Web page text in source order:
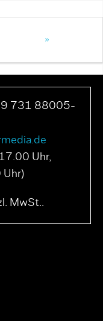
»
731 88005-
Uhr,
Uhr)
MwSt..